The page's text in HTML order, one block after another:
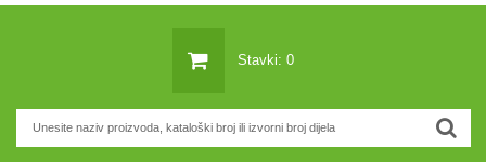
Stavki: 0